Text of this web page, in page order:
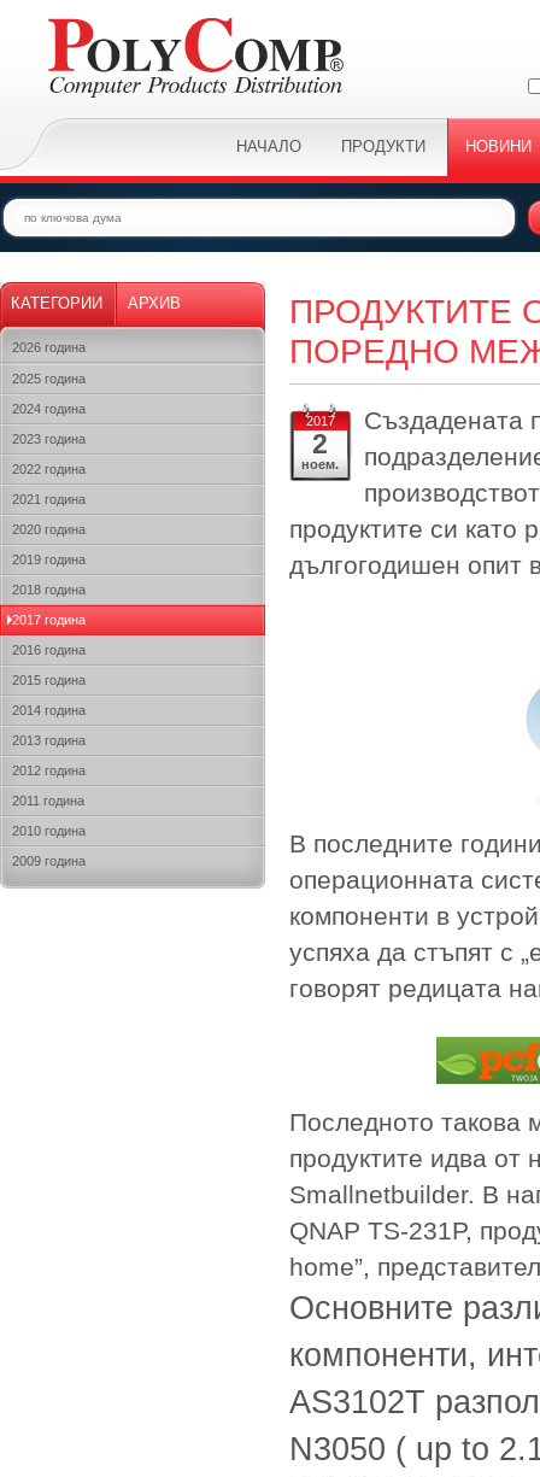
НАЧАЛО ПРОДУКТИ НОВИНИ
КАТЕГОРИИ АРХИВ
2026 година
2025 година
2024 година
2023 година
2022 година
2021 година
2020 година
2019 година
2018 година
2017 година
2016 година
2015 година
2014 година
2013 година
2012 година
2011 година
2010 година
2009 година
ПРОДУКТИТЕ
ПОРЕДНО
2017
2
ноем.
Създадената
продуктите си като
дългогодишен опит
В последните
операционната
компоненти в
успяха да стъпят с
говорят редицата
Последното такова
продуктите идва от
Smallnetbuilder. В
QNAP TS-231P,
home”,
Основните
компоненти,
AS3102T
N3050 ( up to